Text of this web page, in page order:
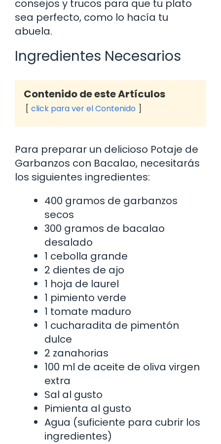
consejos y trucos para que tu plato
sea perfecto, como lo hacía tu
abuela.
Ingredientes Necesarios
Contenido de este Artículos
click para ver el Contenido
Para preparar un delicioso Potaje de
Garbanzos con Bacalao, necesitarás
los siguientes ingredientes:
400 gramos de garbanzos
secos
300 gramos de bacalao
desalado
1 cebolla grande
2 dientes de ajo
1 hoja de laurel
1 pimiento verde
1 tomate maduro
1 cucharadita de pimentón
dulce
2 zanahorias
100 ml de aceite de oliva virgen
extra
Sal al gusto
Pimienta al gusto
Agua (suficiente para cubrir los
ingredientes)